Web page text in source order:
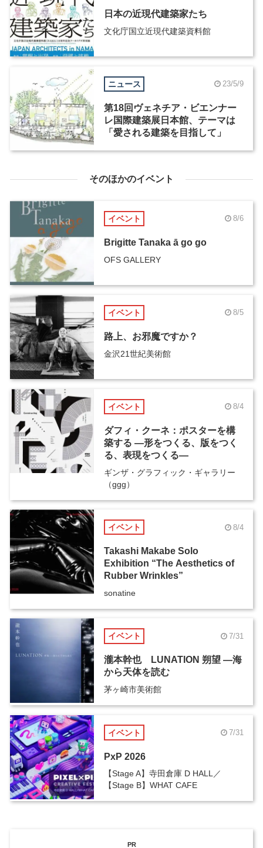
日本の近現代建築家たち
文化庁国立近現代建築資料館
ニュース 23/5/9
第18回ヴェネチア・ビエンナー
レ国際建築展日本館、テーマは
「愛される建築を目指して」
そのほかのイベント
イベント 8/6
Brigitte Tanaka ā go go
OFS GALLERY
イベント 8/5
路上、お邪魔ですか？
金沢21世紀美術館
イベント 8/4
ダフィ・クーネ：ポスターを構
築する ―形をつくる、版をつく
る、表現をつくる―
ギンザ・グラフィック・ギャラリー
（ggg）
イベント 8/4
Takashi Makabe Solo
Exhibition “The Aesthetics of
Rubber Wrinkles”
sonatine
イベント 7/31
瀧本幹也 LUNATION 朔望 ―海
から天体を読む
茅ヶ崎市美術館
イベント 7/31
PxP 2026
【Stage A】寺田倉庫 D HALL／
【Stage B】WHAT CAFE
PR